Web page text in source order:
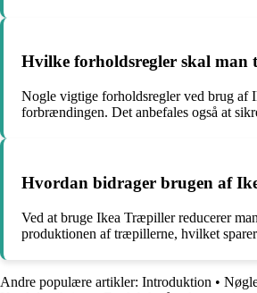
Hvilke forholdsregler skal
Nogle vigtige forholdsregler ved brug af
forbrændingen. Det anbefales også at
Hvordan bidrager brugen af
Ved at bruge Ikea Træpiller reducerer
produktionen af træpillerne, hvilket
Andre populære artikler: Introduktion •